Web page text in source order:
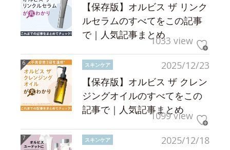
【保存版】オルビス ザ リンク
ルセラムのすべてをこの記事
で｜人気記事まとめ1033 view
2025/12/23
スキンケア
【保存版】オルビス ザ クレン
ジングオイルのすべてをこの
記事で｜人気記事まとめ
1099 view
2025/12/18
スキンケア